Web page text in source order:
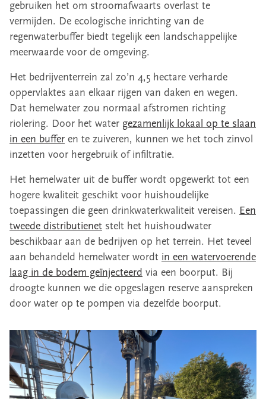
gebruiken het om stroomafwaarts overlast te
vermijden. De ecologische inrichting van de
regenwaterbuffer biedt tegelijk een landschappelijke
meerwaarde voor de omgeving.
Het bedrijventerrein zal zo’n 4,5 hectare verharde
oppervlaktes aan elkaar rijgen van daken en wegen.
Dat hemelwater zou normaal afstromen richting
riolering. Door het water gezamenlijk lokaal op te slaan
in een buffer en te zuiveren, kunnen we het toch zinvol
inzetten voor hergebruik of infiltratie.
Het hemelwater uit de buffer wordt opgewerkt tot een
hogere kwaliteit geschikt voor huishoudelijke
toepassingen die geen drinkwaterkwaliteit vereisen. Een
tweede distributienet stelt het huishoudwater
beschikbaar aan de bedrijven op het terrein. Het teveel
aan behandeld hemelwater wordt in een watervoerende
laag in de bodem geïnjecteerd via een boorput. Bij
droogte kunnen we die opgeslagen reserve aanspreken
door water op te pompen via dezelfde boorput.